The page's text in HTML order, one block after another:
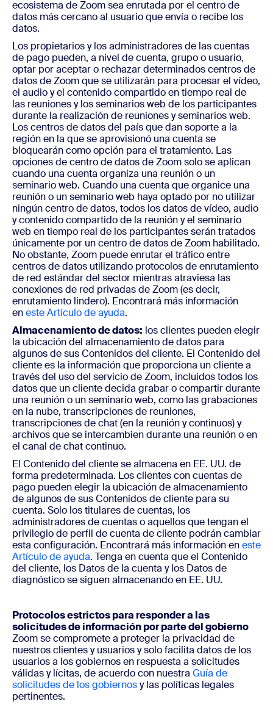
ecosistema de Zoom sea enrutada por el centro de
datos más cercano al usuario que envía o recibe los
datos.
Los propietarios y los administradores de las cuentas
de pago pueden, a nivel de cuenta, grupo o usuario,
optar por aceptar o rechazar determinados centros de
datos de Zoom que se utilizarán para procesar el vídeo,
el audio y el contenido compartido en tiempo real de
las reuniones y los seminarios web de los participantes
durante la realización de reuniones y seminarios web.
Los centros de datos del país que dan soporte a la
región en la que se aprovisionó una cuenta se
bloquearán como opción para el tratamiento. Las
opciones de centro de datos de Zoom solo se aplican
cuando una cuenta organiza una reunión o un
seminario web. Cuando una cuenta que organice una
reunión o un seminario web haya optado por no utilizar
ningún centro de datos, todos los datos de vídeo, audio
y contenido compartido de la reunión y el seminario
web en tiempo real de los participantes serán tratados
únicamente por un centro de datos de Zoom habilitado.
No obstante, Zoom puede enrutar el tráfico entre
centros de datos utilizando protocolos de enrutamiento
de red estándar del sector mientras atraviesa las
conexiones de red privadas de Zoom (es decir,
enrutamiento lindero). Encontrará más información
eneste Artículo de ayuda.
Almacenamiento de datos: los clientes pueden elegir
la ubicación del almacenamiento de datos para
algunos de sus Contenidos del cliente. El Contenido del
cliente es la información que proporciona un cliente a
través del uso del servicio de Zoom, incluidos todos los
datos que un cliente decida grabar o compartir durante
una reunión o un seminario web, como las grabaciones
en la nube, transcripciones de reuniones,
transcripciones de chat (en la reunión y continuos) y
archivos que se intercambien durante una reunión o en
el canal de chat continuo.
El Contenido del cliente se almacena en EE. UU. de
forma predeterminada. Los clientes con cuentas de
pago pueden elegir la ubicación de almacenamiento
de algunos de sus Contenidos de cliente para su
cuenta. Solo los titulares de cuentas, los
administradores de cuentas o aquellos que tengan el
privilegio de perfil de cuenta de cliente podrán cambiar
esta configuración. Encontrará más información eneste
Artículo de ayuda. Tenga en cuenta que el Contenido
del cliente, los Datos de la cuenta y los Datos de
diagnóstico se siguen almacenando en EE. UU.
Protocolos estrictos para responder a las
solicitudes de información por parte del gobierno
Zoom se compromete a proteger la privacidad de
nuestros clientes y usuarios y solo facilita datos de los
usuarios a los gobiernos en respuesta a solicitudes
válidas y lícitas, de acuerdo con nuestra Guía de
solicitudes de los gobiernosy las políticas legales
pertinentes.